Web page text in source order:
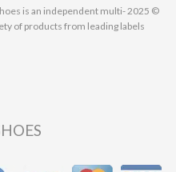
is an independent multi-
of products from leading labels.